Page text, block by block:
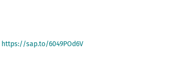
https://sap.to/6049POd6V